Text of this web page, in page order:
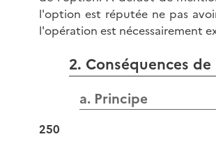
l'option est réputée ne pas
l'opération est nécessairement
2. Conséquences
a. Principe
250